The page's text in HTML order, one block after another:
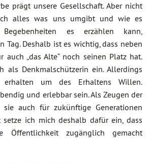
prägt unsere Gesellschaft. Aber nicht
alles was uns umgibt und wie es
es erzählen kann,
Tag. Deshalb ist es wichtig, dass neben
auch „das Alte“ noch seinen Platz hat.
als Denkmalschützerin ein. Allerdings
um des Erhaltens Willen.
und erlebbar sein. Als Zeugen der
sie auch für zukünftige Generationen
ich mich deshalb dafür ein, dass
Öffentlichkeit zugänglich gemacht